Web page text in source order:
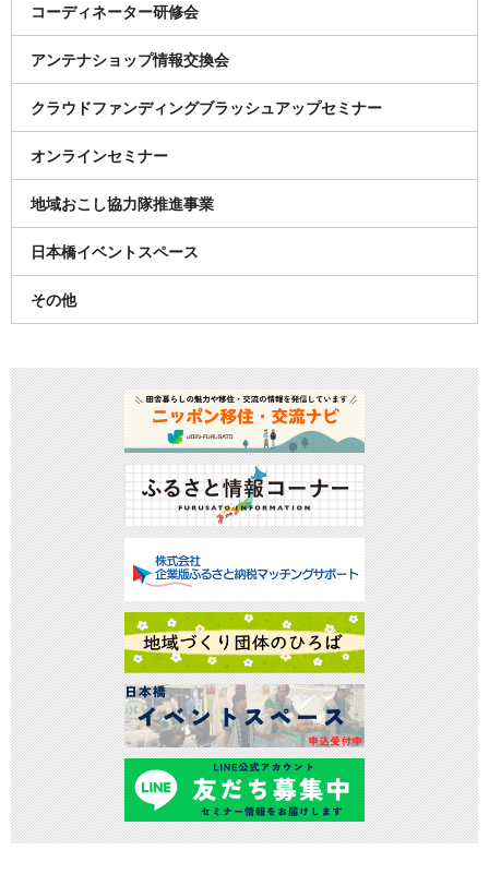
コーディネーター研修会
アンテナショップ情報交換会
クラウドファンディングブラッシュアップセミナー
オンラインセミナー
地域おこし協力隊推進事業
日本橋イベントスペース
その他